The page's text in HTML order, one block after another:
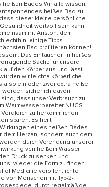
Bades Wir alle wissen,
heißes Bad zu
dieser kleine persönliche
wertvoll sein kann.
mit Ariston, dem
einige Tipps
Bad profitieren können!
Das Eintauchen in heißes
Sache für unsere
auf den Körper aus und lässt
wir leichte körperliche
also ein oder zwei extra heiße
werden sicherlich davon
dass unser Verbrauch zu
Warmwasserbereiter NUOS
zu herkömmlichen
sparen. Es heilt
eines heißen Bades
dem Herzen, sondern auch dem
durch Verengung unserer
von heißem Wasser
Druck zu senken und
wieder die Form zu finden
of Medicine veröffentlichte
von Menschen mit Typ-2-
durch regelmäßige